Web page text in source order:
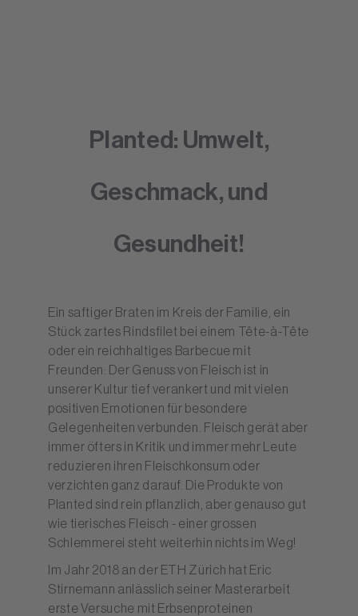
Planted: Umwelt,
Geschmack, und
Gesundheit!
Ein saftiger Braten im Kreis der Familie, ein
Stück zartes Rindsfilet bei einem Tête-à-Tête
oder ein reichhaltiges Barbecue mit
Freunden: Der Genuss von Fleisch ist in
unserer Kultur tief verankert und mit vielen
positiven Emotionen für besondere
Gelegenheiten verbunden. Fleisch gerät aber
immer öfters in Kritik und immer mehr Leute
reduzieren ihren Fleischkonsum oder
verzichten ganz darauf. Die Produkte von
Planted sind rein pflanzlich, aber genauso gut
wie tierisches Fleisch - einer grossen
Schlemmerei steht weiterhin nichts im Weg!
Im Jahr 2018 an der ETH Zürich hat Eric
Stirnemann anlässlich seiner Masterarbeit
erste Versuche mit Erbsenproteinen